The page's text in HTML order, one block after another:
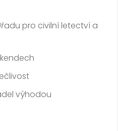
pro civilní letectví a
výhodou